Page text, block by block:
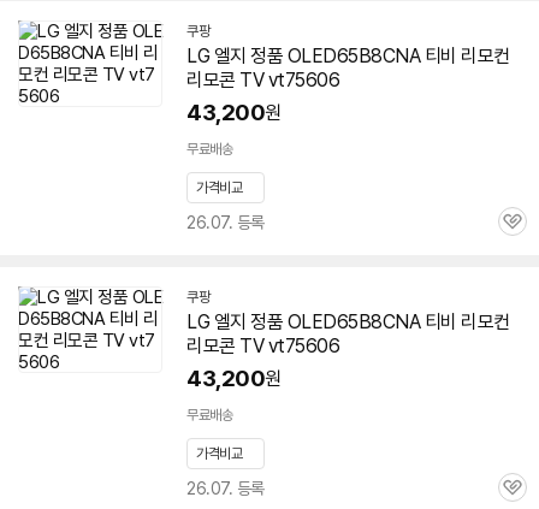
쿠팡
LG 엘지 정품 OLED65B8CNA 티비 리모컨
리모콘 TV vt75606
43,200원
무료배송
가격비교
26.07. 등록
관
쿠팡
LG 엘지 정품 OLED65B8CNA 티비 리모컨
리모콘 TV vt75606
43,200원
무료배송
가격비교
26.07. 등록
관